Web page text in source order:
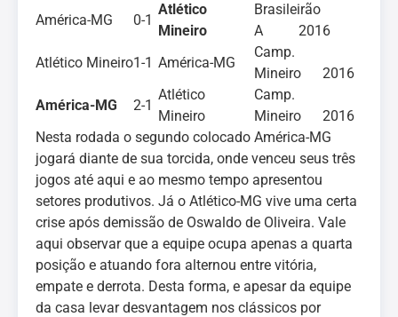
América-MG
0-1
Atlético
Mineiro
Brasileirão
A 2016
Atlético Mineiro1-1 América-MG
Camp.
Mineiro 2016
América-MG
2-1
Atlético
Mineiro
Camp.
Mineiro 2016
Nesta rodada o segundo colocado América-MG
jogará diante de sua torcida, onde venceu seus três
jogos até aqui e ao mesmo tempo apresentou
setores produtivos. Já o Atlético-MG vive uma certa
crise após demissão de Oswaldo de Oliveira. Vale
aqui observar que a equipe ocupa apenas a quarta
posição e atuando fora alternou entre vitória,
empate e derrota. Desta forma, e apesar da equipe
da casa levar desvantagem nos clássicos por